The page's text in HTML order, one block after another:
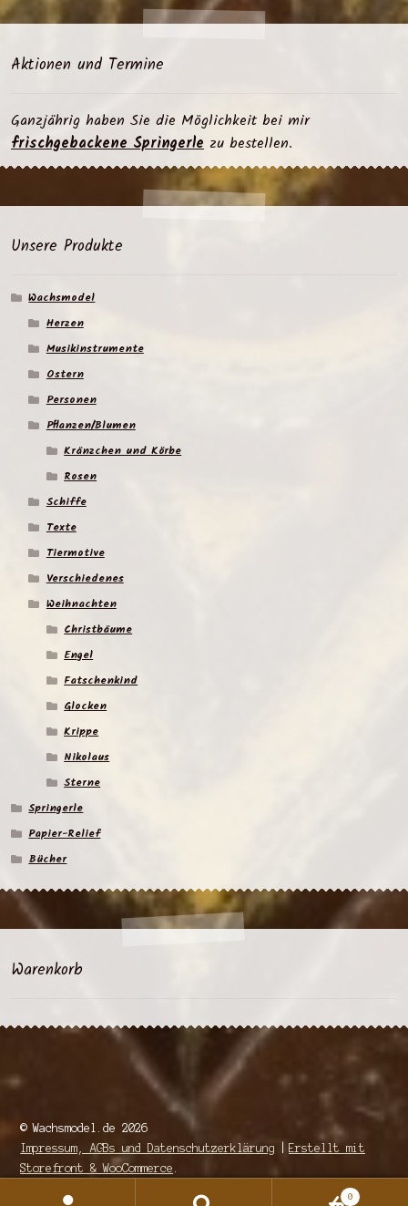
Aktionen und Termine
Ganzjährig haben Sie die Möglichkeit bei mir
frischgebackene Springerlezu bestellen.
Unsere Produkte
Wachsmodel
Herzen
Musikinstrumente
Ostern
Personen
Pflanzen/Blumen
Kränzchen und Körbe
Rosen
Schiffe
Texte
Tiermotive
Verschiedenes
Weihnachten
Christbäume
Engel
Fatschenkind
Glocken
Krippe
Nikolaus
Sterne
Springerle
Papier-Relief
Bücher
Warenkorb
© Wachsmodel.de 2026
Impressum, AGBs und Datenschutzerklärung
Erstellt mit
Storefront & WooCommerce
0